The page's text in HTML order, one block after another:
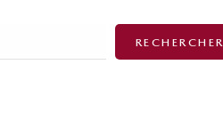
RECHERCHER